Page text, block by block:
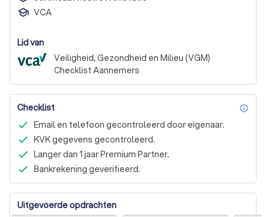
VCA
Lid van
Veiligheid, Gezondheid en Milieu (VGM)
Checklist Aannemers
Checklist
Email en telefoon gecontroleerd door eigenaar.
KVK gegevens gecontroleerd.
Langer dan 1 jaar Premium Partner.
Bankrekening geverifieerd.
Uitgevoerde opdrachten